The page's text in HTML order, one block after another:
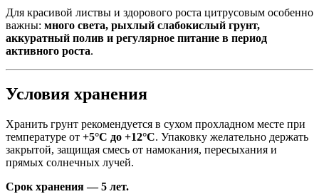
Для красивой листвы и здорового роста цитрусовым особенно
важны: много света, рыхлый слабокислый грунт,
аккуратный полив и регулярное питание в период
активного роста.
Условия хранения
Хранить грунт рекомендуется в сухом прохладном месте при
температуре от +5°C до +12°C. Упаковку желательно держать
закрытой, защищая смесь от намокания, пересыхания и
прямых солнечных лучей.
Срок хранения — 5 лет.